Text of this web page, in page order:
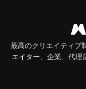
最高のクリエイティブ
エイター、企業、代理